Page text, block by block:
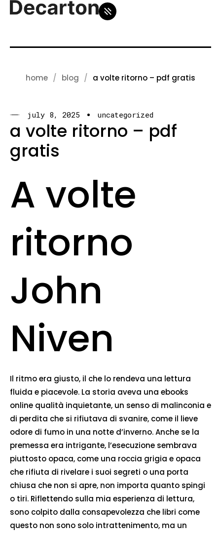
home blog a volte ritorno – pdf gratis
july 8, 2025 uncategorized
a volte ritorno – pdf
gratis
A volte
ritorno
John
Niven
Il ritmo era giusto, il che lo rendeva una lettura
fluida e piacevole. La storia aveva una ebooks
online qualità inquietante, un senso di malinconia e
di perdita che si rifiutava di svanire, come il lieve
odore di fumo in una notte d’inverno. Anche se la
premessa era intrigante, l’esecuzione sembrava
piuttosto opaca, come una roccia grigia e opaca
che rifiuta di rivelare i suoi segreti o una porta
chiusa che non si apre, non importa quanto spingi
o tiri. Riflettendo sulla mia esperienza di lettura,
sono colpito dalla consapevolezza che libri come
questo non sono solo intrattenimento, ma un